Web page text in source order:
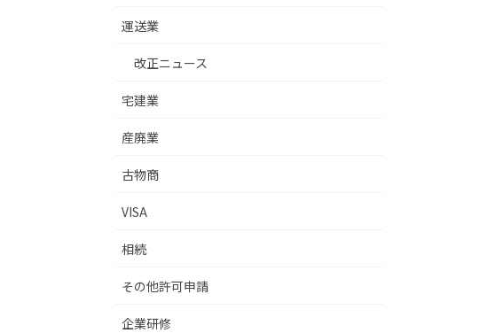
運送業
改正ニュース
宅建業
産廃業
古物商
VISA
相続
その他許可申請
企業研修